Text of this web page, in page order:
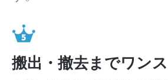
搬出・撤去までワン